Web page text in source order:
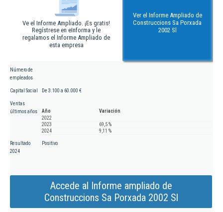
Ve el Informe Ampliado. ¡Es gratis!
Regístrese en eInforma y le
regalamos el Informe Ampliado de
esta empresa
Ver el Informe Ampliado de
Construccions Sa Porxada
2002 Sl
Número de
empleados
Capital Social De 3.100 a 60.000 €
Ventas
últimos años
Año
Variación
2022
2023
69,5 %
2024
9,11 %
Resultado
2024
Positivo
Accede al Informe ampliado de
Construccions Sa Porxada 2002 Sl